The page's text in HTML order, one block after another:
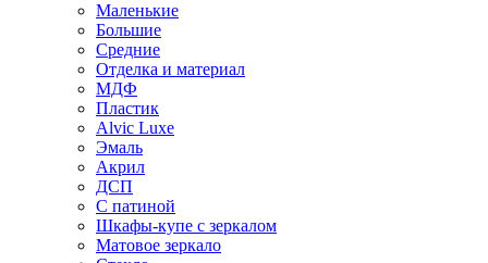
Маленькие
Большие
Средние
Отделка и материал
МДФ
Пластик
Alvic Luxe
Эмаль
Акрил
ДСП
С патиной
Шкафы-купе с зеркалом
Матовое зеркало